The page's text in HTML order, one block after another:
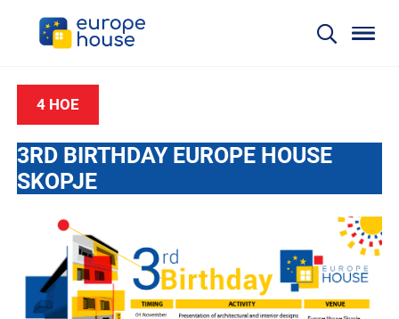
4 НОЕ
3RD BIRTHDAY EUROPE HOUSE
SKOPJE